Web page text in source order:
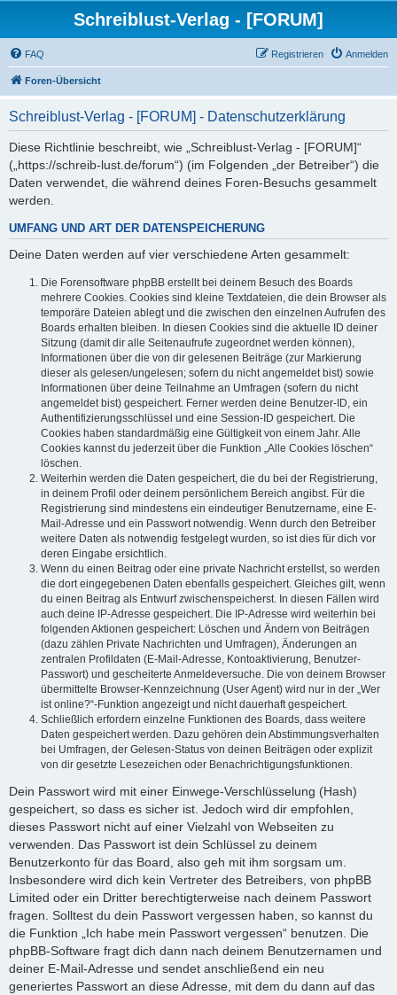
Schreiblust-Verlag - [FORUM]
FAQ Anmelden
Registrieren
Foren-Übersicht
Schreiblust-Verlag - [FORUM] - Datenschutzerklärung
Diese Richtlinie beschreibt, wie „Schreiblust-Verlag - [FORUM]“
(„https://schreib-lust.de/forum“) (im Folgenden „der Betreiber“) die
Daten verwendet, die während deines Foren-Besuchs gesammelt
werden.
UMFANG UND ART DER DATENSPEICHERUNG
Deine Daten werden auf vier verschiedene Arten gesammelt:
Die Forensoftware phpBB erstellt bei deinem Besuch des Boards
mehrere Cookies. Cookies sind kleine Textdateien, die dein Browser als
temporäre Dateien ablegt und die zwischen den einzelnen Aufrufen des
Boards erhalten bleiben. In diesen Cookies sind die aktuelle ID deiner
Sitzung (damit dir alle Seitenaufrufe zugeordnet werden können),
Informationen über die von dir gelesenen Beiträge (zur Markierung
dieser als gelesen/ungelesen; sofern du nicht angemeldet bist) sowie
Informationen über deine Teilnahme an Umfragen (sofern du nicht
angemeldet bist) gespeichert. Ferner werden deine Benutzer-ID, ein
Authentifizierungsschlüssel und eine Session-ID gespeichert. Die
Cookies haben standardmäßig eine Gültigkeit von einem Jahr. Alle
Cookies kannst du jederzeit über die Funktion „Alle Cookies löschen“
löschen.
Weiterhin werden die Daten gespeichert, die du bei der Registrierung,
in deinem Profil oder deinem persönlichem Bereich angibst. Für die
Registrierung sind mindestens ein eindeutiger Benutzername, eine E-
Mail-Adresse und ein Passwort notwendig. Wenn durch den Betreiber
weitere Daten als notwendig festgelegt wurden, so ist dies für dich vor
deren Eingabe ersichtlich.
Wenn du einen Beitrag oder eine private Nachricht erstellst, so werden
die dort eingegebenen Daten ebenfalls gespeichert. Gleiches gilt, wenn
du einen Beitrag als Entwurf zwischenspeicherst. In diesen Fällen wird
auch deine IP-Adresse gespeichert. Die IP-Adresse wird weiterhin bei
folgenden Aktionen gespeichert: Löschen und Ändern von Beiträgen
(dazu zählen Private Nachrichten und Umfragen), Änderungen an
zentralen Profildaten (E-Mail-Adresse, Kontoaktivierung, Benutzer-
Passwort) und gescheiterte Anmeldeversuche. Die von deinem Browser
übermittelte Browser-Kennzeichnung (User Agent) wird nur in der „Wer
ist online?“-Funktion angezeigt und nicht dauerhaft gespeichert.
Schließlich erfordern einzelne Funktionen des Boards, dass weitere
Daten gespeichert werden. Dazu gehören dein Abstimmungsverhalten
bei Umfragen, der Gelesen-Status von deinen Beiträgen oder explizit
von dir gesetzte Lesezeichen oder Benachrichtigungsfunktionen.
Dein Passwort wird mit einer Einwege-Verschlüsselung (Hash)
gespeichert, so dass es sicher ist. Jedoch wird dir empfohlen,
dieses Passwort nicht auf einer Vielzahl von Webseiten zu
verwenden. Das Passwort ist dein Schlüssel zu deinem
Benutzerkonto für das Board, also geh mit ihm sorgsam um.
Insbesondere wird dich kein Vertreter des Betreibers, von phpBB
Limited oder ein Dritter berechtigterweise nach deinem Passwort
fragen. Solltest du dein Passwort vergessen haben, so kannst du
die Funktion „Ich habe mein Passwort vergessen“ benutzen. Die
phpBB-Software fragt dich dann nach deinem Benutzernamen und
deiner E-Mail-Adresse und sendet anschließend ein neu
generiertes Passwort an diese Adresse, mit dem du dann auf das